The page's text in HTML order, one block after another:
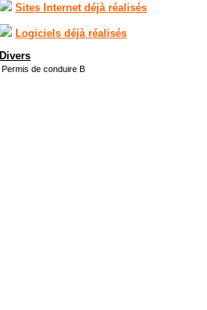
Sites Internet déjà réalisés
Logiciels déjà réalisés
Divers
Permis de conduire B